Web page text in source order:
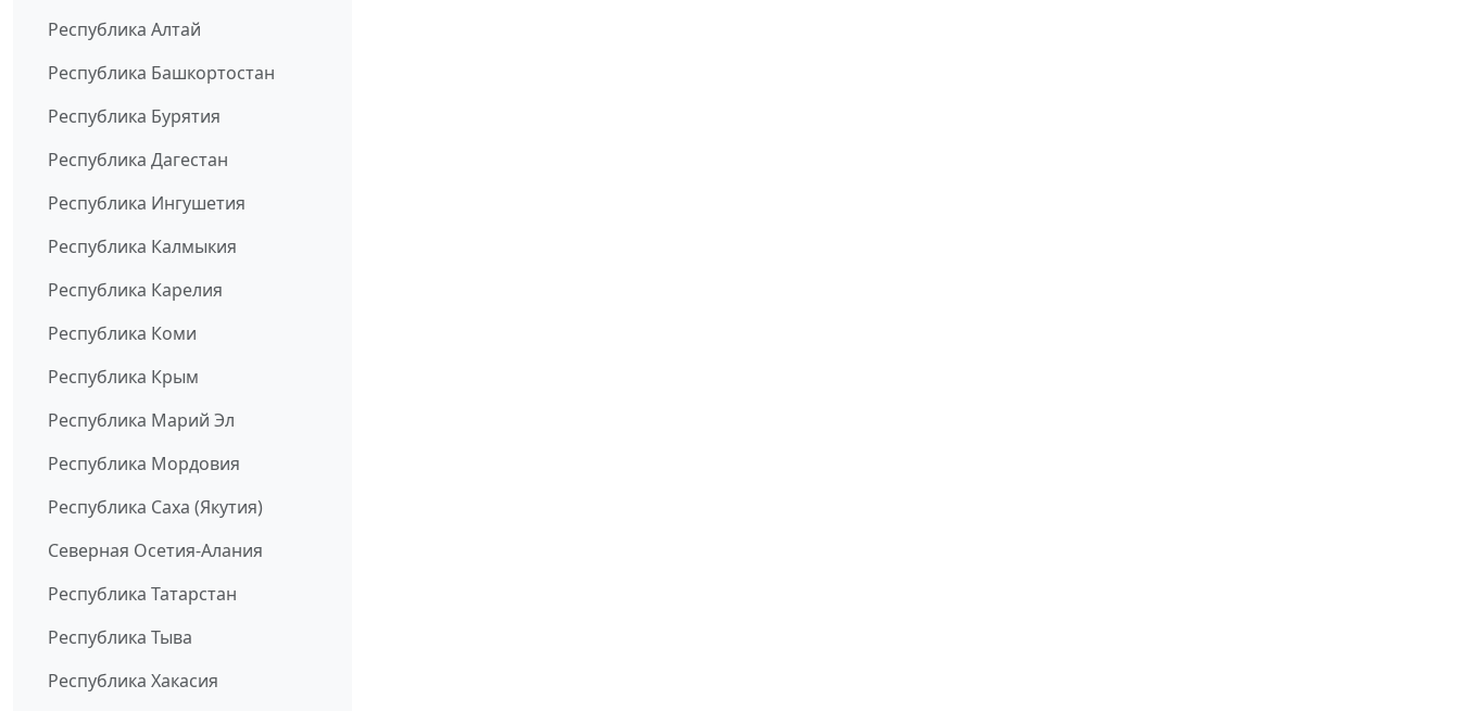
Республика Алтай
Республика Башкортостан
Республика Бурятия
Республика Дагестан
Республика Ингушетия
Республика Калмыкия
Республика Карелия
Республика Коми
Республика Крым
Республика Марий Эл
Республика Мордовия
Республика Саха (Якутия)
Северная Осетия-Алания
Республика Татарстан
Республика Тыва
Республика Хакасия